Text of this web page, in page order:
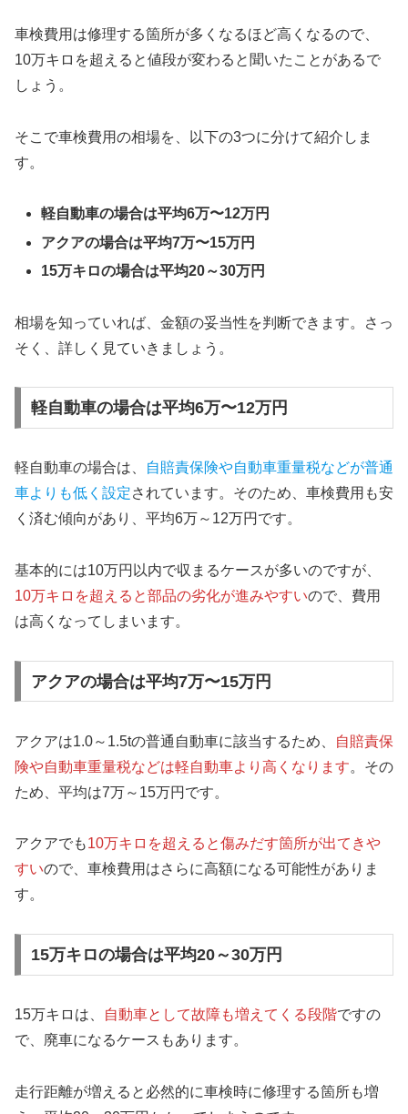
車検費用は修理する箇所が多くなるほど高くなるので、
10万キロを超えると値段が変わると聞いたことがあるで
しょう。
そこで車検費用の相場を、以下の3つに分けて紹介しま
す。
軽自動車の場合は平均6万〜12万円
アクアの場合は平均7万〜15万円
15万キロの場合は平均20～30万円
相場を知っていれば、金額の妥当性を判断できます。さっ
そく、詳しく見ていきましょう。
軽自動車の場合は平均6万〜12万円
軽自動車の場合は、
自賠責保険や自動車重量税などが普通
車よりも低く設定されています。そのため、車検費用も安
く済む傾向があり、平均6万～12万円です。
基本的には10万円以内で収まるケースが多いのですが、
10万キロを超えると部品の劣化が進みやすいので、費用
は高くなってしまいます。
アクアの場合は平均7万〜15万円
アクアは1.0～1.5tの普通自動車に該当するため、
自賠責保
険や自動車重量税などは軽自動車より高くなります。その
ため、平均は7万～15万円です。
アクアでも10万キロを超えると傷みだす箇所が出てきや
すいので、車検費用はさらに高額になる可能性がありま
す。
15万キロの場合は平均20～30万円
15万キロは、 自動車として故障も増えてくる段階ですの
で、廃車になるケースもあります。
走行距離が増えると必然的に車検時に修理する箇所も増